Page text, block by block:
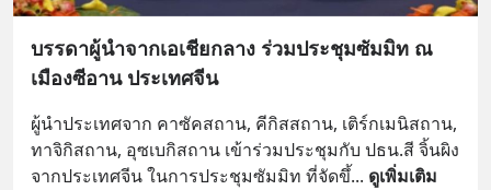
บรรดาผู้นำจากเอเชียกลาง ร่วมประชุมซัมมิท ณ
เมืองซีอาน ประเทศจีน
ผู้นำประเทศจาก คาซัคสถาน, คีกิสสถาน, เติร์กเมนิสถาน,
ทาจิกิสถาน, อุซเบกิสถาน เข้าร่วมประชุมกับ ปธน.สี จิ้นผิง
จากประเทศจีน ในการประชุมซัมมิท ที่จัดขึ้... ดูเพิ่มเติม